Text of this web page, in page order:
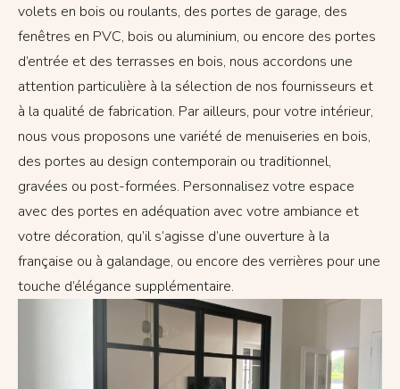
volets en bois ou roulants, des portes de garage, des
fenêtres en PVC, bois ou aluminium, ou encore des portes
d’entrée et des terrasses en bois, nous accordons une
attention particulière à la sélection de nos fournisseurs et
à la qualité de fabrication. Par ailleurs, pour votre intérieur,
nous vous proposons une variété de menuiseries en bois,
des portes au design contemporain ou traditionnel,
gravées ou post-formées. Personnalisez votre espace
avec des portes en adéquation avec votre ambiance et
votre décoration, qu’il s’agisse d’une ouverture à la
française ou à galandage, ou encore des verrières pour une
touche d’élégance supplémentaire.